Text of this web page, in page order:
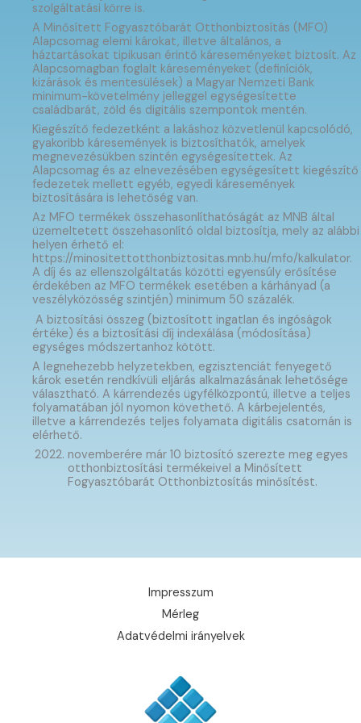
szolgáltatási körre is.
A Minősített Fogyasztóbarát Otthonbiztosítás (MFO)
Alapcsomag elemi károkat, illetve általános, a
háztartásokat tipikusan érintő káreseményeket biztosít. Az
Alapcsomagban foglalt káreseményeket (definíciók,
kizárások és mentesülések) a Magyar Nemzeti Bank
minimum-követelmény jelleggel egységesítette
családbarát, zöld és digitális szempontok mentén.
Kiegészítő fedezetként a lakáshoz közvetlenül kapcsolódó,
gyakoribb káresemények is biztosíthatók, amelyek
megnevezésükben szintén egységesítettek. Az
Alapcsomag és az elnevezésében egységesített kiegészítő
fedezetek mellett egyéb, egyedi káresemények
biztosítására is lehetőség van.
Az MFO termékek összehasonlíthatóságát az MNB által
üzemeltetett összehasonlító oldal biztosítja, mely az alábbi
helyen érhető el:
https://minositettotthonbiztositas.mnb.hu/mfo/kalkulator.
A díj és az ellenszolgáltatás közötti egyensúly erősítése
érdekében az MFO termékek esetében a kárhányad (a
veszélyközösség szintjén) minimum 50 százalék.
A biztosítási összeg (biztosított ingatlan és ingóságok
értéke) és a biztosítási díj indexálása (módosítása)
egységes módszertanhoz kötött.
A legnehezebb helyzetekben, egzisztenciát fenyegető
károk esetén rendkívüli eljárás alkalmazásának lehetősége
választható. A kárrendezés ügyfélközpontú, illetve a teljes
folyamatában jól nyomon követhető. A kárbejelentés,
illetve a kárrendezés teljes folyamata digitális csatornán is
elérhető.
novemberére már 10 biztosító szerezte meg egyes
otthonbiztosítási termékeivel a Minősített
Fogyasztóbarát Otthonbiztosítás minősítést.
Impresszum
Mérleg
Adatvédelmi irányelvek